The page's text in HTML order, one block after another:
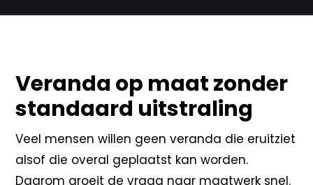
Veranda op maat zonder
standaard uitstraling
Veel mensen willen geen veranda die eruitziet
alsof die overal geplaatst kan worden.
Daarom groeit de vraag naar maatwerk snel.